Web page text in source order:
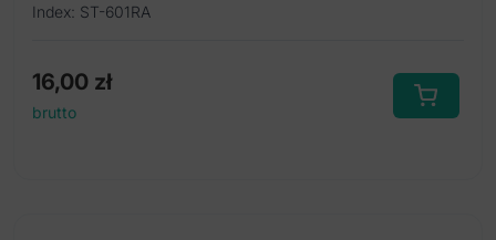
Index: ST-601RA
16,00 zł
brutto